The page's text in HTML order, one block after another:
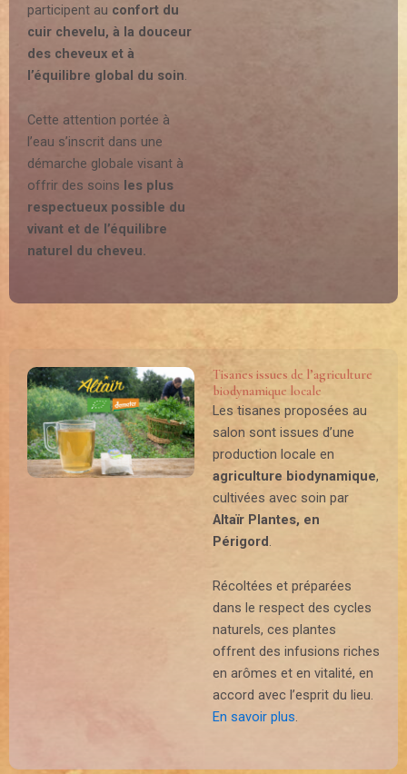
participent au confort du
cuir chevelu, à la douceur
des cheveux et à
l’équilibre global du soin.
Cette attention portée à
l’eau s’inscrit dans une
démarche globale visant à
offrir des soins les plus
respectueux possible du
vivant et de l’équilibre
naturel du cheveu.
Tisanes issues de l’agriculture
biodynamique locale
Les tisanes proposées au
salon sont issues d’une
production locale en
agriculture biodynamique,
cultivées avec soin par
Altaïr Plantes, en
Périgord.
Récoltées et préparées
dans le respect des cycles
naturels, ces plantes
offrent des infusions riches
en arômes et en vitalité, en
accord avec l’esprit du lieu.
En savoir plus.